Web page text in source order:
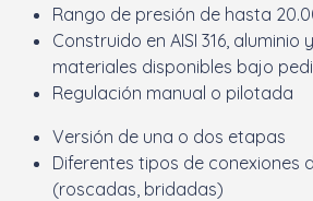
Rango de presión de hasta
Construido en AISI 316,
materiales disponibles bajo
Regulación manual o pilotada
Versión de una o dos etapas
Diferentes tipos de conexiones
(roscadas, bridadas)